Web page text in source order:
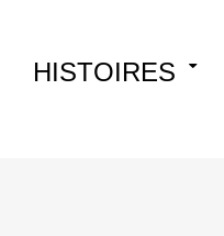
HISTOIRES